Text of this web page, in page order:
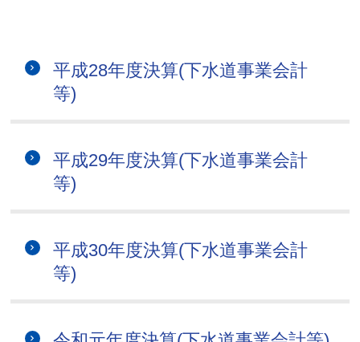
平成28年度決算(下水道事業会計
等)
平成29年度決算(下水道事業会計
等)
平成30年度決算(下水道事業会計
等)